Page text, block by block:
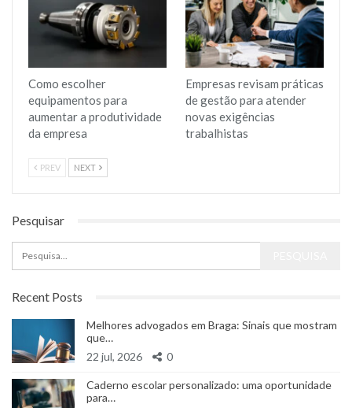
Como escolher
equipamentos para
aumentar a produtividade
da empresa
Empresas revisam práticas
de gestão para atender
novas exigências
trabalhistas
PREV NEXT
Pesquisar
Recent Posts
Melhores advogados em Braga: Sinais que mostram
que…
22 jul, 2026
0
Caderno escolar personalizado: uma oportunidade
para…